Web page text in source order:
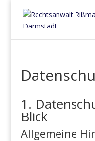
1.
Blick
Allgemeine